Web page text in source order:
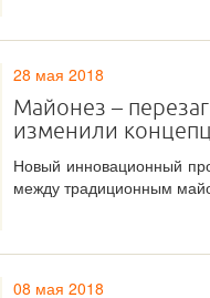
28 мая 2018
Майонез –
изменили
Новый инновационный
между традиционным
08 мая 2018